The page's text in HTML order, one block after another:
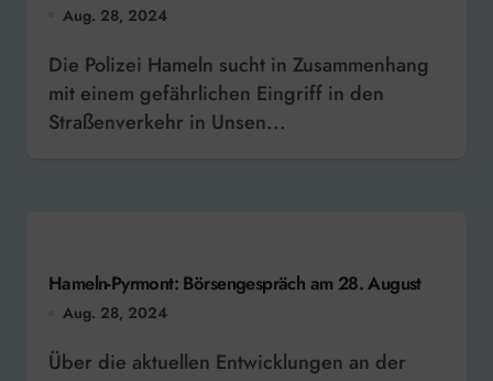
Aug. 28, 2024
Die Polizei Hameln sucht in Zusammenhang
mit einem gefährlichen Eingriff in den
Straßenverkehr in Unsen...
Hameln-Pyrmont: Börsengespräch am 28. August
Aug. 28, 2024
Über die aktuellen Entwicklungen an der